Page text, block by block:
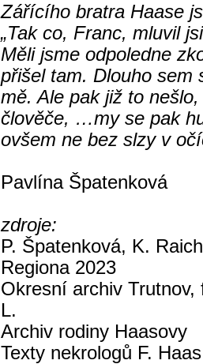
Zářícího bratra Haase
„Tak co, Franc, mluvil
Měli jsme odpoledne
přišel tam. Dlouho sem
mě. Ale pak již to
člověče, …my se pak
ovšem ne bez slzy v
Pavlína Špatenková
zdroje:
P. Špatenková, K.
Regiona 2023
Okresní archiv
L.
Archiv rodiny Haasovy
Texty nekrologů F.